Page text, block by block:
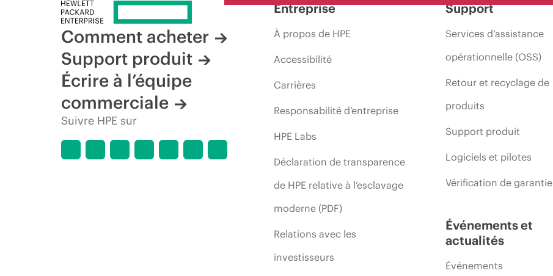
Comment acheter
Support produit
Écrire à l’équipe
commerciale
Suivre HPE sur
Entreprise
À propos de HPE
Accessibilité
Carrières
Responsabilité d’entreprise
HPE Labs
Déclaration de transparence
de HPE relative à l’esclavage
moderne (PDF)
Relations avec les
investisseurs
Support
Services d’assistance
opérationnelle (OSS)
Retour et recyclage de
produits
Support produit
Logiciels et pilotes
Vérification de garantie
Événements et
actualités
Événements